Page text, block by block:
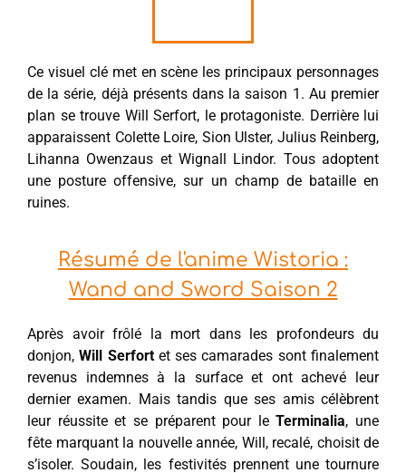
Ce visuel clé met en scène les principaux personnages
de la série, déjà présents dans la saison 1. Au premier
plan se trouve Will Serfort, le protagoniste. Derrière lui
apparaissent Colette Loire, Sion Ulster, Julius Reinberg,
Lihanna Owenzaus et Wignall Lindor. Tous adoptent
une posture offensive, sur un champ de bataille en
ruines.
Résumé de l'anime Wistoria :
Wand and Sword Saison 2
Après avoir frôlé la mort dans les profondeurs du
donjon,Will Serfortet ses camarades sont finalement
revenus indemnes à la surface et ont achevé leur
dernier examen. Mais tandis que ses amis célèbrent
leur réussite et se préparent pour leTerminalia, une
fête marquant la nouvelle année, Will, recalé, choisit de
s’isoler. Soudain, les festivités prennent une tournure